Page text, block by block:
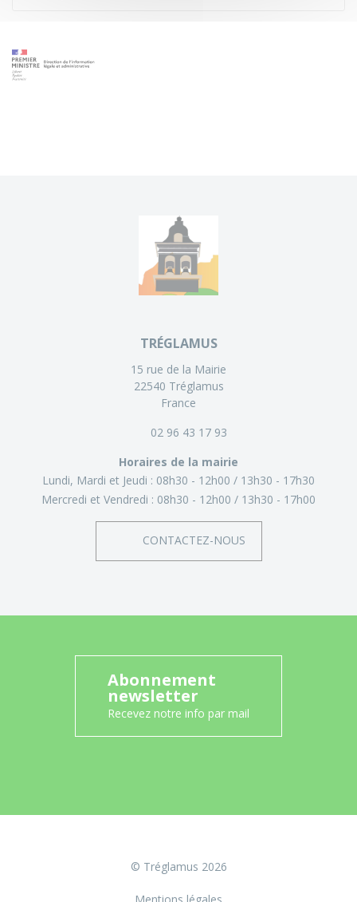
TRÉGLAMUS
15 rue de la Mairie
22540 Tréglamus
France
02 96 43 17 93
Horaires de la mairie
Lundi, Mardi et Jeudi : 08h30 - 12h00
13h30 - 17h30
Mercredi et Vendredi : 08h30 - 12h00 13h30 - 17h00
CONTACTEZ-NOUS
Abonnement
newsletter
Recevez notre info par mail
© Tréglamus 2026
Mentions légales